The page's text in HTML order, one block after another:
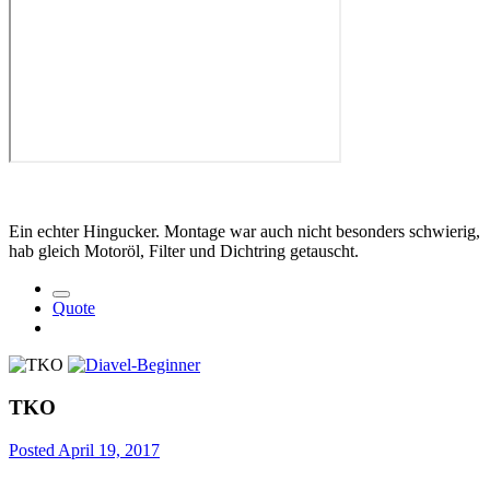
Ein echter Hingucker. Montage war auch nicht besonders schwierig,
hab gleich Motoröl, Filter und Dichtring getauscht.
Quote
TKO
Posted April 19, 2017